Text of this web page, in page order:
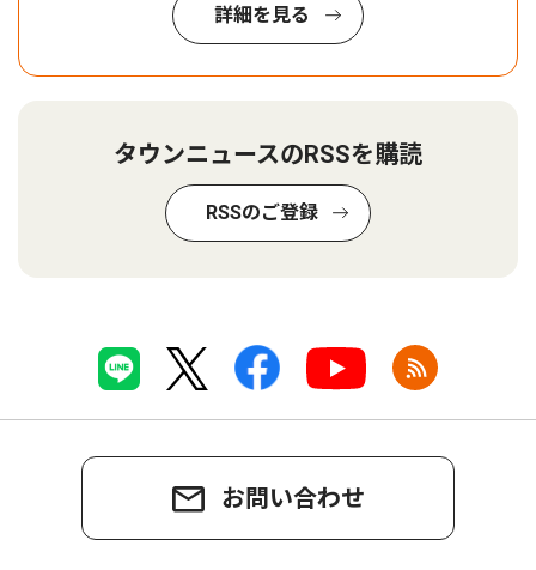
詳細を見る
タウンニュースのRSSを購読
RSSのご登録
お問い合わせ